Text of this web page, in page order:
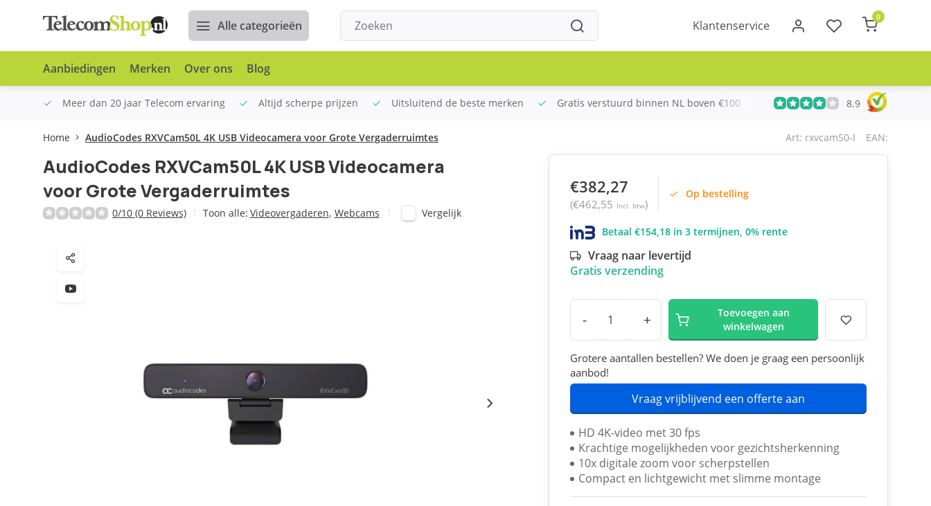
Alle categorieën Klantenservice
0
Aanbiedingen Merken Over ons Blog
Meer dan 20 jaar Telecom ervaring Altijd scherpe prijzen Uitsluitend de beste merken Gratis verstuurd binnen NL boven €100 Meer dan 20 jaar Telecom
8.9
Home AudioCodes RXVCam50L 4K USB Videocamera voor Grote Vergaderruimtes Art: rxvcam50-l EAN:
AudioCodes RXVCam50L 4K USB Videocamera
voor Grote Vergaderruimtes
0/10 (0 Reviews) Toon alle: Videovergaderen, Webcams Vergelijk
€382,27
(€462,55 Incl. btw)
Op bestelling
Betaal €154,18 in 3 termijnen, 0% rente
Vraag naar levertijd
Gratis verzending
- +
Toevoegen aan
winkelwagen
Grotere aantallen bestellen? We doen je graag een persoonlijk
aanbod!
Vraag vrijblijvend een offerte aan
HD 4K-video met 30 fps
Krachtige mogelijkheden voor gezichtsherkenning
10x digitale zoom voor scherpstellen
Compact en lichtgewicht met slimme montage